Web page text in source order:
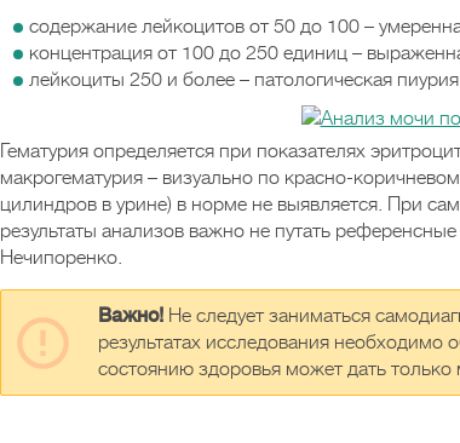
содержание лейкоцитов от 50 до 100 –
концентрация от 100 до 250 единиц –
лейкоциты 250 и более – патологическая
Гематурия определяется при показателях
макрогематурия – визуально по красно-
цилиндров в урине) в норме не выявляется. При
результаты анализов важно не путать
Нечипоренко.
Важно! Не следует заниматься
результатах исследования необходимо
состоянию здоровья может дать только